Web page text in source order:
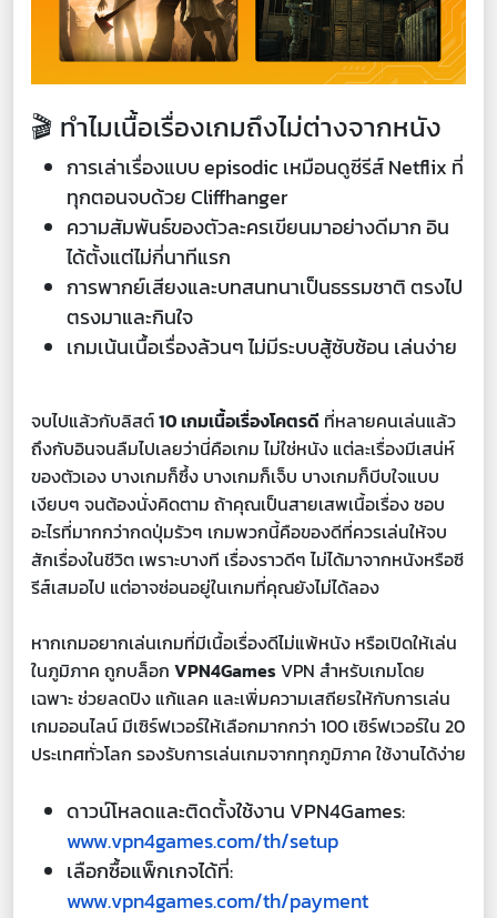
🎬 ทำไมเนื้อเรื่องเกมถึงไม่ต่างจากหนัง
การเล่าเรื่องแบบ episodic เหมือนดูซีรีส์ Netflix ที่
ทุกตอนจบด้วย Cliffhanger
ความสัมพันธ์ของตัวละครเขียนมาอย่างดีมาก อิน
ได้ตั้งแต่ไม่กี่นาทีแรก
การพากย์เสียงและบทสนทนาเป็นธรรมชาติ ตรงไป
ตรงมาและกินใจ
เกมเน้นเนื้อเรื่องล้วนๆ ไม่มีระบบสู้ซับซ้อน เล่นง่าย
จบไปแล้วกับลิสต์10 เกมเนื้อเรื่องโคตรดี ที่หลายคนเล่นแล้ว
ถึงกับอินจนลืมไปเลยว่านี่คือเกม ไม่ใช่หนัง แต่ละเรื่องมีเสน่ห์
ของตัวเอง บางเกมก็ซึ้ง บางเกมก็เจ็บ บางเกมก็บีบใจแบบ
เงียบๆ จนต้องนั่งคิดตาม ถ้าคุณเป็นสายเสพเนื้อเรื่อง ชอบ
อะไรที่มากกว่ากดปุ่มรัวๆ เกมพวกนี้คือของดีที่ควรเล่นให้จบ
สักเรื่องในชีวิต เพราะบางที เรื่องราวดีๆ ไม่ได้มาจากหนังหรือซี
รีส์เสมอไป แต่อาจซ่อนอยู่ในเกมที่คุณยังไม่ได้ลอง
หากเกมอยากเล่นเกมที่มีเนื้อเรื่องดีไม่แพ้หนัง หรือเปิดให้เล่น
ในภูมิภาค ถูกบล็อก VPN4GamesVPN สำหรับเกมโดย
เฉพาะ ช่วยลดปิง แก้แลค และเพิ่มความเสถียรให้กับการเล่น
เกมออนไลน์ มีเซิร์ฟเวอร์ให้เลือกมากกว่า 100 เซิร์ฟเวอร์ใน 20
ประเทศทั่วโลก รองรับการเล่นเกมจากทุกภูมิภาค ใช้งานได้ง่าย
ดาวน์โหลดและติดตั้งใช้งาน VPN4Games:
www.vpn4games.com/th/setup
เลือกซื้อแพ็กเกจได้ที่:
www.vpn4games.com/th/payment